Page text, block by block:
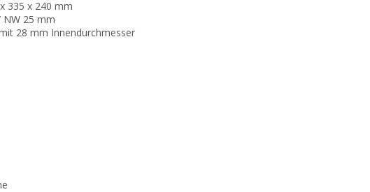
335 x 240 mm
NW 25 mm
28 mm Innendurchmesser